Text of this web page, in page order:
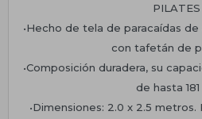
PILATES
•Hecho de tela de paracaídas
con tafetán de
•Composición duradera, su
de hasta
•Dimensiones: 2.0 x 2.5